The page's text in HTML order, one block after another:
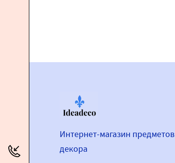
Интернет-магазин предметов
декора